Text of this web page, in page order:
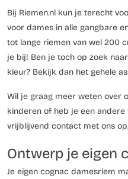
Bij Riemen.nl kun je terecht
voor dames in alle gangbare
tot lange riemen van wel 200
je bij! Ben je toch op zoek
kleur? Bekijk dan het gehele
Wil je graag meer weten over
kinderen of heb je een andere
vrijblijvend contact met ons
Ontwerp je eigen
Je eigen cognac damesriem